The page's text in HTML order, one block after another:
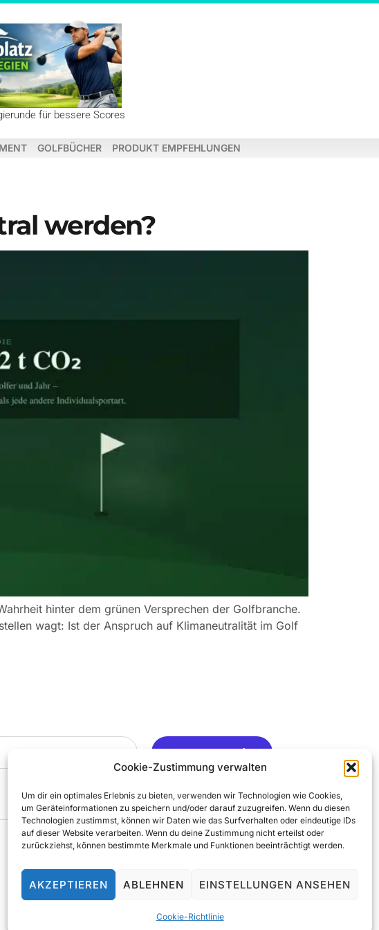
Cookie-Zustimmung verwalten
Um dir ein optimales Erlebnis zu bieten, verwenden wir Technologien wie Cookies,
um Geräteinformationen zu speichern und/oder darauf zuzugreifen. Wenn du diesen
Technologien zustimmst, können wir Daten wie das Surfverhalten oder eindeutige IDs
auf dieser Website verarbeiten. Wenn du deine Zustimmung nicht erteilst oder
zurückziehst, können bestimmte Merkmale und Funktionen beeinträchtigt werden.
AKZEPTIEREN ABLEHNEN EINSTELLUNGEN ANSEHEN
Cookie-Richtlinie
für bessere Scores
GOLFBÜCHER PRODUKT EMPFEHLUNGEN
werden?
hinter dem grünen Versprechen der Golfbranche.
wagt: Ist der Anspruch auf Klimaneutralität im Golf
Ja, Gerne ..
© 2025 All Rights Reserved